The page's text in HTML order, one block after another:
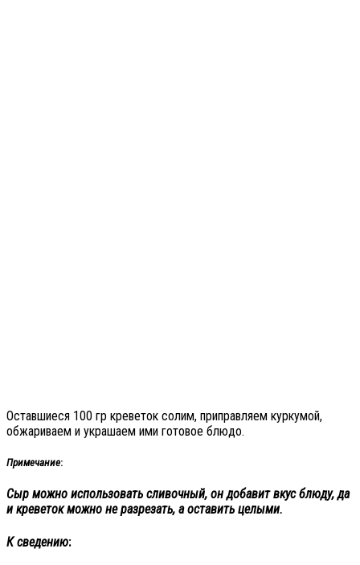
Оставшиеся 100 гр креветок солим, приправляем куркумой,
обжариваем и украшаем ими готовое блюдо.
Примечание:
Сыр можно использовать сливочный, он добавит вкус блюду, да
и креветок можно не разрезать, а оставить целыми.
К сведению: